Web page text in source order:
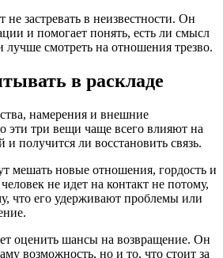
не застревать в неизвестности. Он
и помогает понять, есть ли смысл
лучше смотреть на отношения трезво.
в раскладе
намерения и внешние
эти три вещи чаще всего влияют на
получится ли восстановить связь.
мешать новые отношения, гордость и
не идет на контакт не потому,
что его удерживают проблемы или
оценить шансы на возвращение. Он
возможность, но и то, что стоит за